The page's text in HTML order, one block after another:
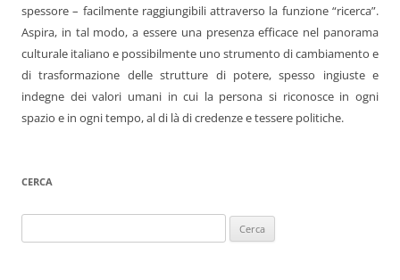
spessore – facilmente raggiungibili attraverso la funzione “ricerca”.
Aspira, in tal modo, a essere una presenza efficace nel panorama
culturale italiano e possibilmente uno strumento di cambiamento e
di trasformazione delle strutture di potere, spesso ingiuste e
indegne dei valori umani in cui la persona si riconosce in ogni
spazio e in ogni tempo, al di là di credenze e tessere politiche.
CERCA
per: